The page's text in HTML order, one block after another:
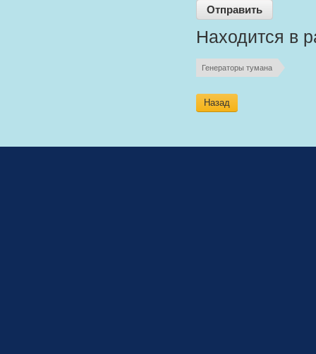
Находится в
Генераторы тумана
Назад